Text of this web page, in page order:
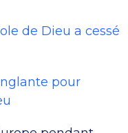
de Dieu a cessé
pour